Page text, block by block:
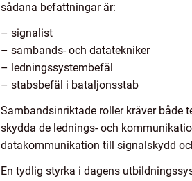
sådana befattningar är:
– signalist
– sambands- och datatekniker
– ledningssystembefäl
– stabsbefäl i bataljonsstab
Sambandsinriktade roller kräver både
skydda de lednings- och
datakommunikation till signalskydd
En tydlig styrka i dagens